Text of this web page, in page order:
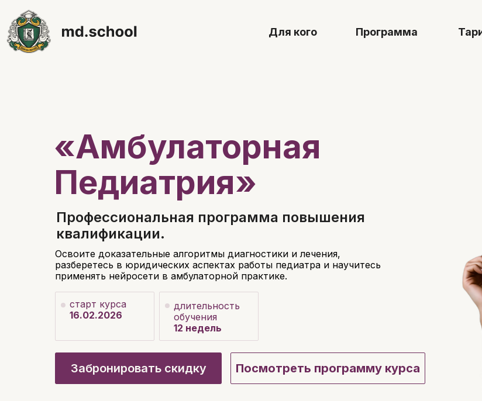
Для кого Программа Тарифы
Освоите доказательные алгоритмы диагностики и лечения,
разберетесь в юридических аспектах работы педиатра и научитесь
применять нейросети в амбулаторной практике.
«Амбулаторная
Педиатрия»
длительность
обучения
12 недель
старт курса
16.02.2026
Профессиональная программа повышения
квалификации.
Забронировать скидку Посмотреть программу курса